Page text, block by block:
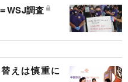
WSJ調査
えは慎重に